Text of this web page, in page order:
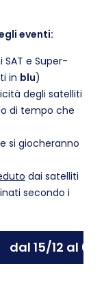
eventi:
e Super-
in blu)
degli satelliti
di tempo che
si giocheranno
dai satelliti
secondo i
dal 15/12 al